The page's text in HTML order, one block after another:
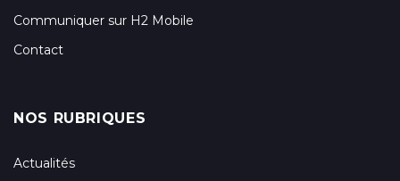
Communiquer sur H2 Mobile
Contact
NOS RUBRIQUES
Actualités